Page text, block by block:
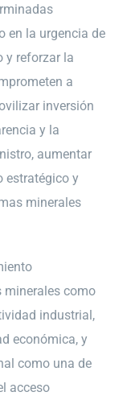
en la urgencia de
y reforzar la
a
inversión
y la
aumentar
estratégico y
minerales
minerales como
industrial,
económica, y
como una de
acceso